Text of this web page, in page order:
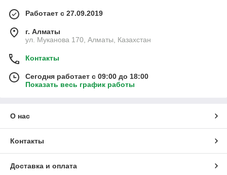
Работает с 27.09.2019
г. Алматы
ул. Муканова 170, Алматы, Казахстан
Контакты
Сегодня работает с 09:00 до 18:00
Показать весь график работы
О нас
Контакты
Доставка и оплата